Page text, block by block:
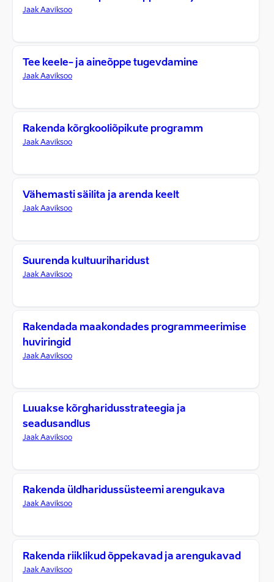
Jaak Aaviksoo
Tee keele- ja aineõppe tugevdamine
Jaak Aaviksoo
Rakenda kõrgkooliõpikute programm
Jaak Aaviksoo
Vähemasti säilita ja arenda keelt
Jaak Aaviksoo
Suurenda kultuuriharidust
Jaak Aaviksoo
Rakendada maakondades programmeerimise
huviringid
Jaak Aaviksoo
Luuakse kõrgharidusstrateegia ja
seadusandlus
Jaak Aaviksoo
Rakenda üldharidussüsteemi arengukava
Jaak Aaviksoo
Rakenda riiklikud õppekavad ja arengukavad
Jaak Aaviksoo